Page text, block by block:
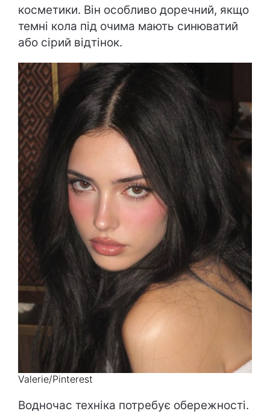
косметики. Він особливо доречний, якщо
темні кола під очима мають синюватий
або сірий відтінок.
Valerie/Pinterest
Водночас техніка потребує обережності.